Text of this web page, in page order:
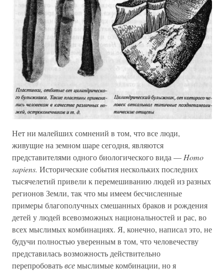
Нет ни малейших сомнений в том, что все люди,
живущие на земном шаре сегодня, являются
представителями одного биологического вида — Homo
sapiens. Исторические события нескольких последних
тысячелетий привели к перемешиванию людей из разных
регионов Земли, так что мы имеем бесчисленные
примеры благополучных смешанных браков и рождения
детей у людей всевозможных национальностей и рас, во
всех мыслимых комбинациях. Я, конечно, написал это, не
будучи полностью уверенным в том, что человечеству
представилась возможность действительно
перепробоватьвсемыслимые комбинации, но я